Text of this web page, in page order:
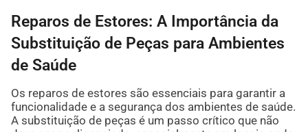
Reparos de Estores: A Importância da
Substituição de Peças para Ambientes
de Saúde
Os reparos de estores são essenciais para garantir a
funcionalidade e a segurança dos ambientes de saúde.
A substituição de peças é um passo crítico que não